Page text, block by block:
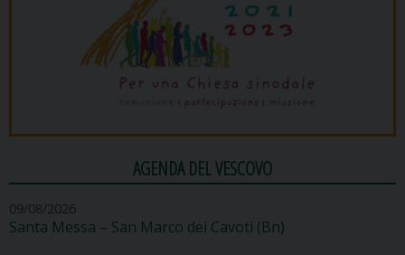
AGENDA DEL VESCOVO
09/08/2026
Santa Messa – San Marco dei Cavoti (Bn)